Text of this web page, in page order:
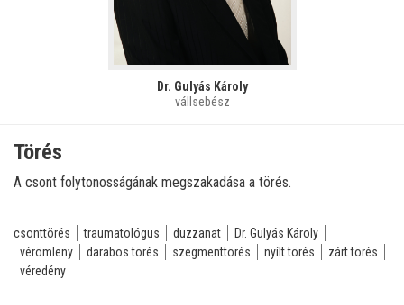
Dr. Gulyás Károly
vállsebész
Törés
A csont folytonosságának megszakadása a törés.
csonttörés traumatológus duzzanat
Dr. Gulyás Károly
vérömleny
darabos törés szegmenttörés nyílt törés
zárt törés
véredény